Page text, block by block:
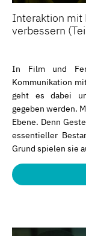
Interaktion mit
verbessern
In Film und
Kommunikation
geht es dabei
gegeben werden.
Ebene. Denn
essentieller
Grund spielen sie